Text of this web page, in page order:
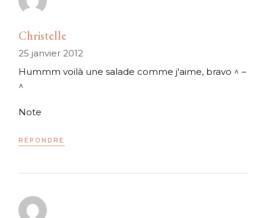
Christelle
25 janvier 2012
Hummm voilà une salade comme j'aime, bravo ^ –
^
Note
RÉPONDRE